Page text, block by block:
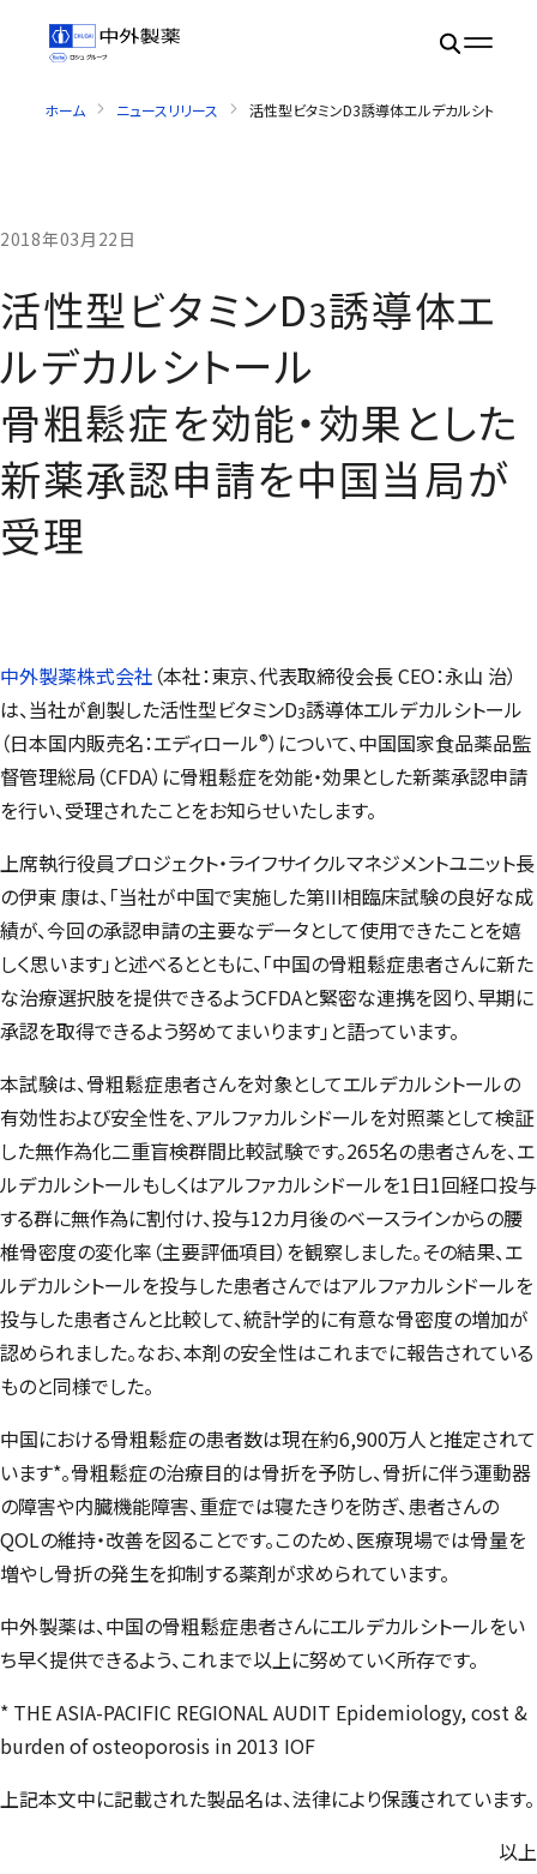
ホーム ニュースリリース 活性型ビタミンD3誘導体エルデカルシトール
2018年03月22日
活性型ビタミンD3誘導体エ
ルデカルシトール
骨粗鬆症を効能・効果とした
新薬承認申請を中国当局が
受理
中外製薬株式会社 （本社：東京、代表取締役会長 CEO：永山 治）
は、当社が創製した活性型ビタミンD3誘導体エルデカルシトール
（日本国内販売名：エディロール®）について、中国国家食品薬品監
督管理総局（CFDA）に骨粗鬆症を効能・効果とした新薬承認申請
を行い、受理されたことをお知らせいたします。
上席執行役員プロジェクト・ライフサイクルマネジメントユニット長
の伊東 康は、「当社が中国で実施した第III相臨床試験の良好な成
績が、今回の承認申請の主要なデータとして使用できたことを嬉
しく思います」と述べるとともに、「中国の骨粗鬆症患者さんに新た
な治療選択肢を提供できるようCFDAと緊密な連携を図り、早期に
承認を取得できるよう努めてまいります」と語っています。
本試験は、骨粗鬆症患者さんを対象としてエルデカルシトールの
有効性および安全性を、アルファカルシドールを対照薬として検証
した無作為化二重盲検群間比較試験です。265名の患者さんを、エ
ルデカルシトールもしくはアルファカルシドールを1日1回経口投与
する群に無作為に割付け、投与12カ月後のベースラインからの腰
椎骨密度の変化率（主要評価項目）を観察しました。その結果、エ
ルデカルシトールを投与した患者さんではアルファカルシドールを
投与した患者さんと比較して、統計学的に有意な骨密度の増加が
認められました。なお、本剤の安全性はこれまでに報告されている
ものと同様でした。
中国における骨粗鬆症の患者数は現在約6,900万人と推定されて
います*。骨粗鬆症の治療目的は骨折を予防し、骨折に伴う運動器
の障害や内臓機能障害、重症では寝たきりを防ぎ、患者さんの
QOLの維持・改善を図ることです。このため、医療現場では骨量を
増やし骨折の発生を抑制する薬剤が求められています。
中外製薬は、中国の骨粗鬆症患者さんにエルデカルシトールをい
ち早く提供できるよう、これまで以上に努めていく所存です。
* THE ASIA-PACIFIC REGIONAL AUDIT Epidemiology, cost &
burden of osteoporosis in 2013 IOF
上記本文中に記載された製品名は、法律により保護されています。
以上